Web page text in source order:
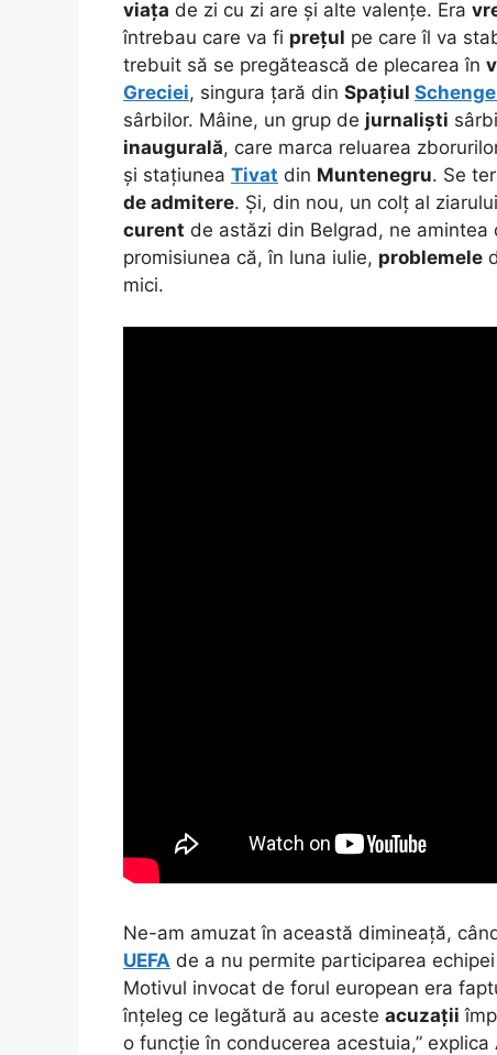
viața de zi cu zi are și alte valențe. Era
întrebau care va fi prețul pe care îl va
trebuit să se pregătească de plecarea în
Greciei, singura țară din Spațiul
sârbilor. Mâine, un grup de jurnaliști
inaugurală, care marca reluarea
și stațiunea Tivat din Muntenegru. Se
de admitere. Și, din nou, un colț al
curent de astăzi din Belgrad, ne
promisiunea că, în luna iulie, problemele
mici.
Ne-am amuzat în această dimineață,
UEFA de a nu permite participarea
Motivul invocat de forul european era
înțeleg ce legătură au aceste acuzații
o funcție în conducerea acestuia,”